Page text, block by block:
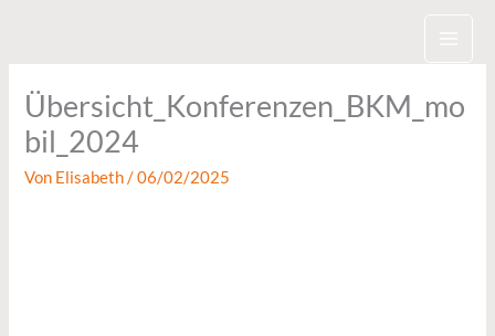
Übersicht_Konferenzen_BKM_mo
bil_2024
Von Elisabeth/06/02/2025